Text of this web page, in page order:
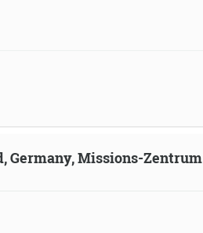
Germany, Missions-Zentrum